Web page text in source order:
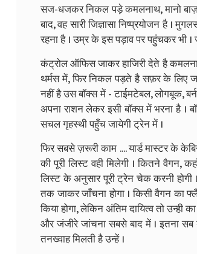
सज-धजकर निकल पड़े कमलनाथ, मानो
बाद, वह सारी जिज्ञासा निष्प्रयोजन है ।
रहना है । उम्र के इस पड़ाव पर पहुंचकर भी
कंट्रोल ऑफिस जाकर हाजिरी देते है
थर्मस में, फिर निकल पड़ते है सफ़र के लिए
नहीं है उस बॉक्स में - टाईमटेबल, लोगबूक,
अपना राशन लेकर इसी बॉक्स में भरना है ।
सचल गृहस्थी पहुँच जायेगी ट्रेन में ।
फिर सबसे ज़रूरी काम .... यार्ड मास्टर के
की पूरी लिस्ट वही मिलेगी । कितने वैगन,
लिस्ट के अनुसार पूरी ट्रेन चेक करनी
तक जाकर जाँचना होगा । किसी वैगन का
किया होगा, लेकिन अंतिम दायित्व तो
और जंजीरे जांचना सबसे बाद में । इतना
तनख्वाह मिलती है उन्हें ।